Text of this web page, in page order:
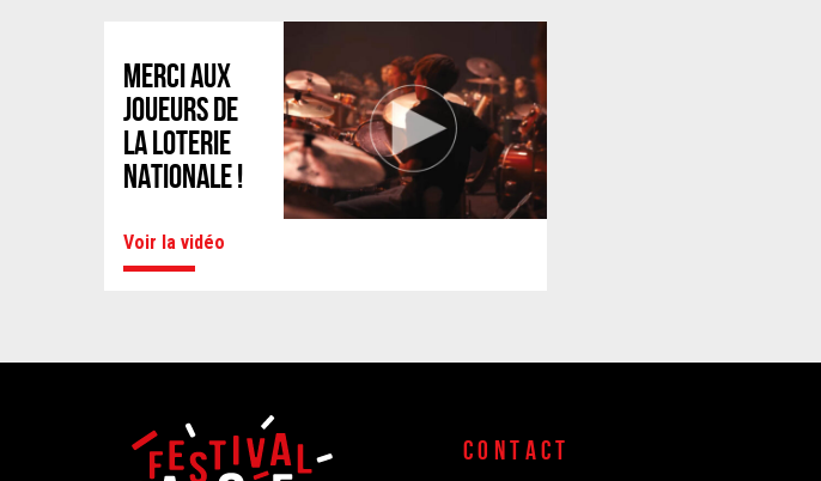
MERCI AUX
JOUEURS DE
LA LOTERIE
NATIONALE !
Voir la vidéo
CONTACT